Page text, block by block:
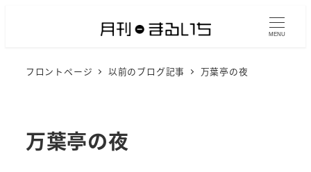
MENU
フロントページ 以前のブログ記事 万葉亭の夜
万葉亭の夜